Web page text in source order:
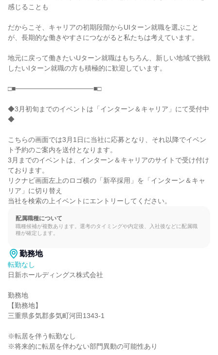
感じることも
だからこそ、キャリアの初期段階からUIターン就職を選ぶこと
が、長期的な働きやすさにつながると私たちは考えています。
地元に戻って働きたいUターン就職はもちろん、新しい地域で挑戦
したいIターン就職の方も積極的に歓迎しています。
□■────────────────■□
◆3月初旬までのイベントは「インターン＆キャリア」にて受付中
◆
こちらの画面では3月1日に当社に応募となり、それ以降でイベン
ト予約のご案内を送付となります。
3月までのイベントは、インターン＆キャリアのサイトで受け付け
ております。
リクナビ画面左上のロゴ横の「新卒採用」を「インターン＆キャ
リア」に切り替え
当社を検索の上イベントにエントリーしてください。
配属職種について
職種候補が複数あります。選考のタイミングや内定後、入社後などに配属職
種が確定します。
勤務地
転勤なし
日新ホールディングス株式会社
勤務地
【勤務地】
三重県多気郡多気町河田1343-1
※転居を伴う転勤なし
※将来的に転居を伴わない部門異動の可能性あり